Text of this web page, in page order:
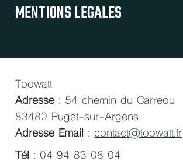
MENTIONS LEGALES
Toowatt
Adresse : 54 chemin du Carreou
83480 Puget-sur-Argens
Adresse Email :contact@toowatt.fr
Tél : 04 94 83 08 04